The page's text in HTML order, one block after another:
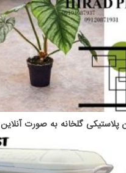
گلخانه به صورت آنلاین